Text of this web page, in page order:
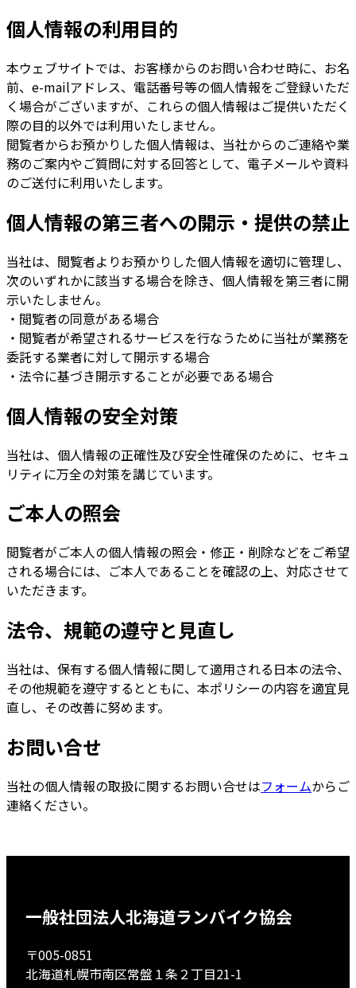
個人情報の利用目的
本ウェブサイトでは、お客様からのお問い合わせ時に、お名
前、e-mailアドレス、電話番号等の個人情報をご登録いただ
く場合がございますが、これらの個人情報はご提供いただく
際の目的以外では利用いたしません。
閲覧者からお預かりした個人情報は、当社からのご連絡や業
務のご案内やご質問に対する回答として、電子メールや資料
のご送付に利用いたします。
個人情報の第三者への開示・提供の禁止
当社は、閲覧者よりお預かりした個人情報を適切に管理し、
次のいずれかに該当する場合を除き、個人情報を第三者に開
示いたしません。
・閲覧者の同意がある場合
・閲覧者が希望されるサービスを行なうために当社が業務を
委託する業者に対して開示する場合
・法令に基づき開示することが必要である場合
個人情報の安全対策
当社は、個人情報の正確性及び安全性確保のために、セキュ
リティに万全の対策を講じています。
ご本人の照会
閲覧者がご本人の個人情報の照会・修正・削除などをご希望
される場合には、ご本人であることを確認の上、対応させて
いただきます。
法令、規範の遵守と見直し
当社は、保有する個人情報に関して適用される日本の法令、
その他規範を遵守するとともに、本ポリシーの内容を適宜見
直し、その改善に努めます。
お問い合せ
当社の個人情報の取扱に関するお問い合せはフォームからご
連絡ください。
一般社団法人北海道ランバイク協会
〒005-0851
北海道札幌市南区常盤１条２丁目21-1